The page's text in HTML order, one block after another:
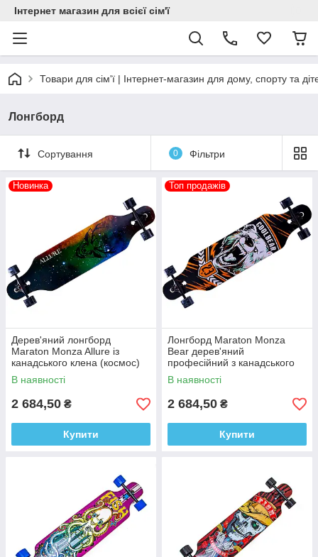
Інтернет магазин для всієї сім'ї
Товари для сім'ї | Інтернет-магазин для дому, спорту та
Лонгборд
Сортування 0 Фільтри
Новинка
Дерев'яний лонгборд
Maraton Monza Allure із
канадського клена (космос)
В наявності
2 684,50 ₴
Купити
Топ продажів
Лонгборд Maraton Monza
Bear дерев'яний
професійний з канадського
клена (чорно-помаранчевий)
В наявності
2 684,50 ₴
Купити